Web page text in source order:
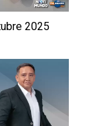
2025